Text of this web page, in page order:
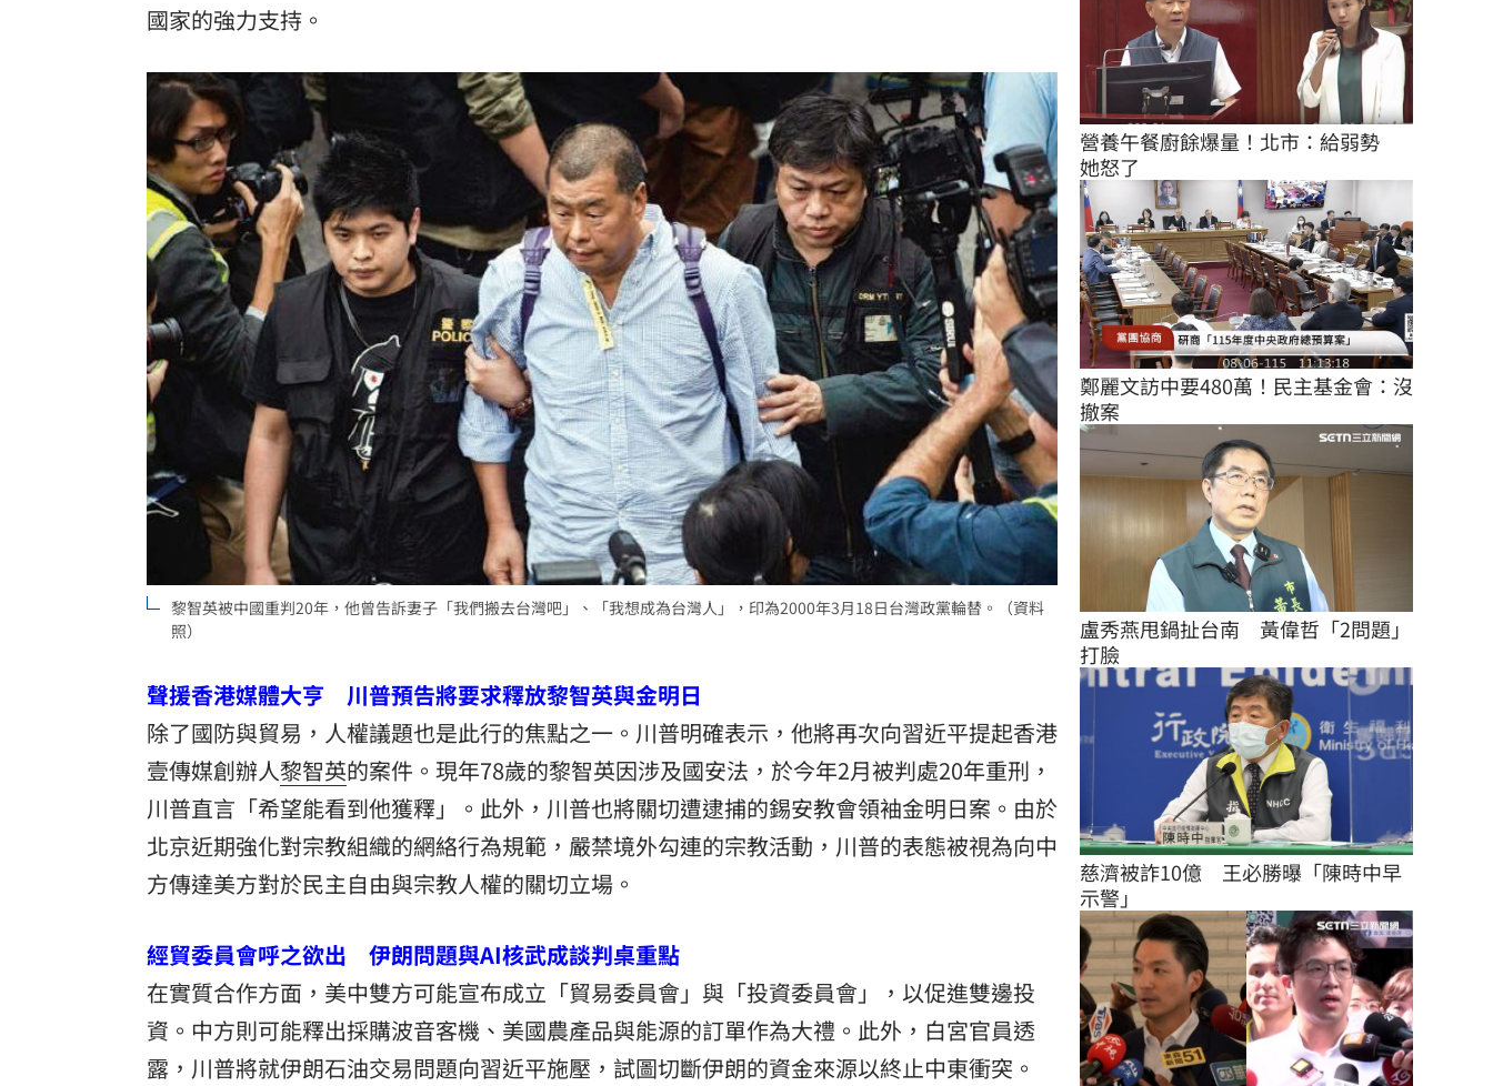
國家的強力支持。
黎智英被中國重判20年，他曾告訴妻子「我們搬去台灣吧」、「我想成為台灣人」，印為2000年3月18日台灣政黨輪替。（資料
照）
聲援香港媒體大亨 川普預告將要求釋放黎智英與金明日
除了國防與貿易，人權議題也是此行的焦點之一。川普明確表示，他將再次向習近平提起香港
壹傳媒創辦人黎智英的案件。現年78歲的黎智英因涉及國安法，於今年2月被判處20年重刑，
川普直言「希望能看到他獲釋」。此外，川普也將關切遭逮捕的錫安教會領袖金明日案。由於
北京近期強化對宗教組織的網絡行為規範，嚴禁境外勾連的宗教活動，川普的表態被視為向中
方傳達美方對於民主自由與宗教人權的關切立場。
經貿委員會呼之欲出 伊朗問題與AI核武成談判桌重點
在實質合作方面，美中雙方可能宣布成立「貿易委員會」與「投資委員會」，以促進雙邊投
資。中方則可能釋出採購波音客機、美國農產品與能源的訂單作為大禮。此外，白宮官員透
露，川普將就伊朗石油交易問題向習近平施壓，試圖切斷伊朗的資金來源以終止中東衝突。
營養午餐廚餘爆量！北市：給弱勢
她怒了
鄭麗文訪中要480萬！民主基金會：沒
撤案
盧秀燕甩鍋扯台南　黃偉哲「2問題」
打臉
慈濟被詐10億　王必勝曝「陳時中早
示警」